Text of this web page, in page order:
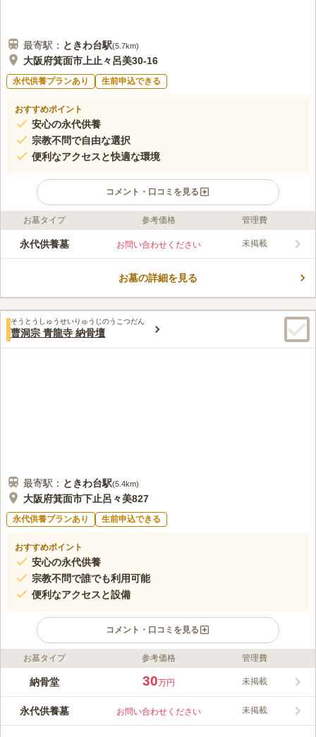
最寄駅： ときわ台駅(5.7km)
大阪府箕面市上止々呂美30-16
永代供養プランあり 生前申込できる
おすすめポイント
安心の永代供養
宗教不問で自由な選択
便利なアクセスと快適な環境
コメント・口コミを見る
ライフドット編集部のコメント
2012年11月にオープンした霊園は、永代供養塔があり、将来に
でも安心してお参りできます。駐車場も完備し、快適な環境が整
口コミ評価
みんなの評価
3.8
霊園自体が国道沿いとは言え、周囲の住宅のない山の中にあるた
お墓タイプ 参考価格 管理費
永代供養墓 お問い合わせください 未掲載
お墓の詳細を見る
そうとうしゅうせいりゅうじのうこつだん
曹洞宗 青龍寺 納骨壇
最寄駅： ときわ台駅(5.4km)
大阪府箕面市下止呂々美827
永代供養プランあり 生前申込できる
おすすめポイント
安心の永代供養
宗教不問で誰でも利用可能
便利なアクセスと設備
コメント・口コミを見る
ライフドット編集部のコメント
納骨仏壇式の堂内墓は、永代供養が含まれており、安心して故人
なたでもご利用可能です。駐車場完備でアクセスも良好。法要は
事前予約が必要ですが、快適にご利用いただけます。
お墓タイプ 参考価格 管理費
納骨堂 30万円 未掲載
永代供養墓 お問い合わせください 未掲載